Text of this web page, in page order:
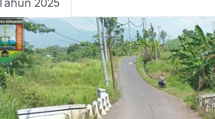
Tahun 2025